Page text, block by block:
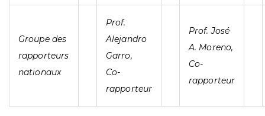
Groupe des
rapporteurs
nationaux
Prof.
Alejandro
Garro,
Co-
rapporteur
Prof. José
A. Moreno,
Co-
rapporteur